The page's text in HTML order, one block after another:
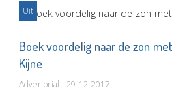
Uit
Boek voordelig naar de zon met
Kijne
Advertorial - 29-12-2017